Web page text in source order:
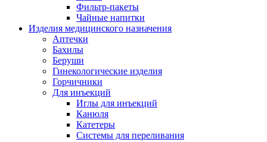
Фильтр-пакеты
Чайные напитки
Изделия медицинского назначения
Аптечки
Бахилы
Беруши
Гинекологические изделия
Горчичники
Для инъекций
Иглы для инъекций
Канюля
Катетеры
Системы для переливания